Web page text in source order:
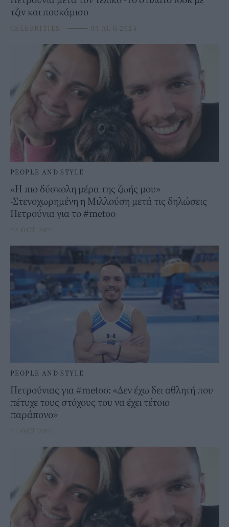
τζιν και πουκάμισο
CELEBRITIES ⸻ 05 AUG 2024
PEOPLE AND STYLE
«Η πιο δύσκολη μέρα της ζωής μου»
-Στενοχωρημένη η Μιλλούση μετά τις δηλώσεις
Πετρούνια για το #metoo
22 OCT 2021
PEOPLE AND STYLE
Πετρούνιας για #metoo: «Δεν έχω δει αθλητή που
πέτυχε τους στόχους του να έχει τέτοιο
παράπονο»
21 OCT 2021